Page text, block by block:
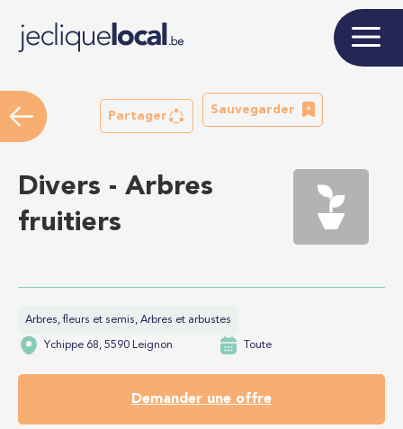
Partager
Sauvegarder
Divers - Arbres
fruitiers
Arbres, fleurs et semis, Arbres et arbustes
Ychippe 68, 5590 Leignon Toute
Demander une offre